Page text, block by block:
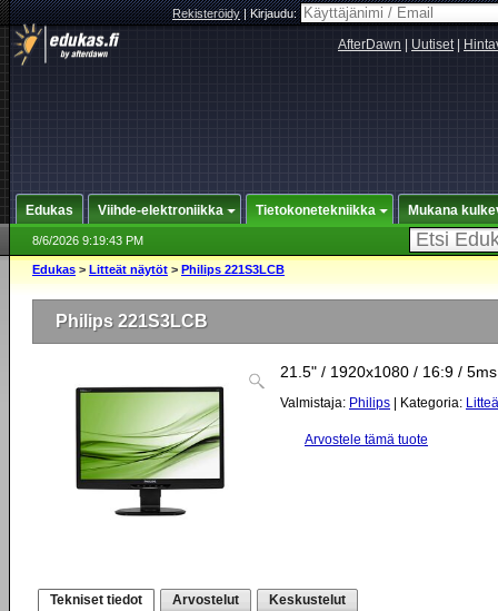
Rekisteröidy|Kirjaudu:
AfterDawn Uutiset|
Edukas Viihde-elektroniikka Tietokonetekniikka Mukana
8/6/2026 9:19:43 PM
Edukas > Litteät näytöt > Philips 221S3LCB
Philips 221S3LCB
21.5" / 1920x1080 / 16:9 / 5ms
Valmistaja: Philips | Kategoria:
Arvostele tämä tuote
Tekniset tiedot Arvostelut Keskustelut